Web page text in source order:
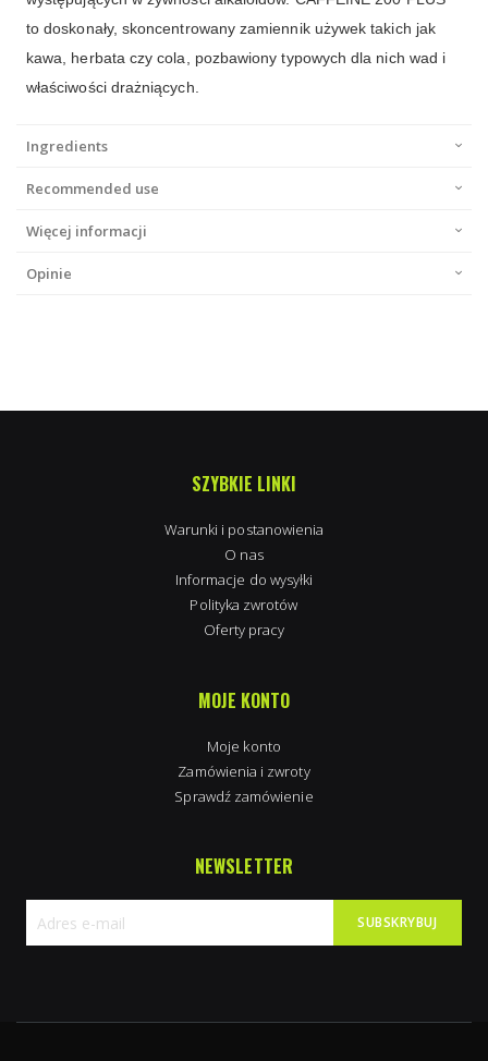
to doskonały, skoncentrowany zamiennik używek takich jak
kawa, herbata czy cola, pozbawiony typowych dla nich wad i
właściwości drażniących.
Ingredients
Recommended use
Więcej informacji
Opinie
SZYBKIE LINKI
Warunki i postanowienia
O nas
Informacje do wysyłki
Polityka zwrotów
Oferty pracy
MOJE KONTO
Moje konto
Zamówienia i zwroty
Sprawdź zamówienie
NEWSLETTER
SUBSKRYBUJ